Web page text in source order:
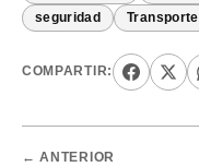
seguridad Transporte
COMPARTIR:
← ANTERIOR